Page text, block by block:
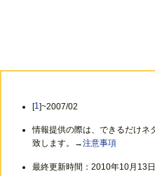
[1]~2007/02
情報提供の際は、できるだけネ
致します。→注意事項
最終更新時間：2010年10月13